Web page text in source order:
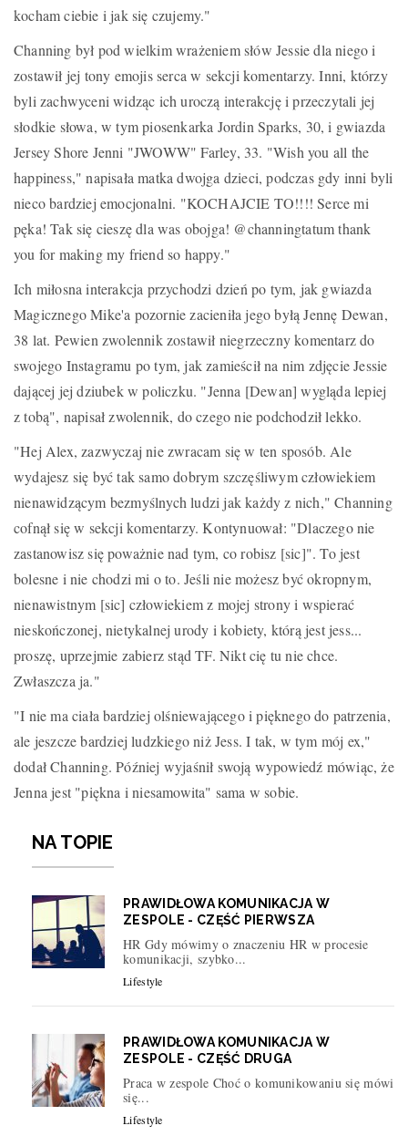
kocham ciebie i jak się czujemy."
Channing był pod wielkim wrażeniem słów Jessie dla niego i
zostawił jej tony emojis serca w sekcji komentarzy. Inni, którzy
byli zachwyceni widząc ich uroczą interakcję i przeczytali jej
słodkie słowa, w tym piosenkarka Jordin Sparks, 30, i gwiazda
Jersey Shore Jenni "JWOWW" Farley, 33. "Wish you all the
happiness," napisała matka dwojga dzieci, podczas gdy inni byli
nieco bardziej emocjonalni. "KOCHAJCIE TO!!!! Serce mi
pęka! Tak się cieszę dla was obojga! @channingtatum thank
you for making my friend so happy."
Ich miłosna interakcja przychodzi dzień po tym, jak gwiazda
Magicznego Mike'a pozornie zacieniła jego byłą Jennę Dewan,
38 lat. Pewien zwolennik zostawił niegrzeczny komentarz do
swojego Instagramu po tym, jak zamieścił na nim zdjęcie Jessie
dającej jej dziubek w policzku. "Jenna [Dewan] wygląda lepiej
z tobą", napisał zwolennik, do czego nie podchodził lekko.
"Hej Alex, zazwyczaj nie zwracam się w ten sposób. Ale
wydajesz się być tak samo dobrym szczęśliwym człowiekiem
nienawidzącym bezmyślnych ludzi jak każdy z nich," Channing
cofnął się w sekcji komentarzy. Kontynuował: "Dlaczego nie
zastanowisz się poważnie nad tym, co robisz [sic]". To jest
bolesne i nie chodzi mi o to. Jeśli nie możesz być okropnym,
nienawistnym [sic] człowiekiem z mojej strony i wspierać
nieskończonej, nietykalnej urody i kobiety, którą jest jess...
proszę, uprzejmie zabierz stąd TF. Nikt cię tu nie chce.
Zwłaszcza ja."
"I nie ma ciała bardziej olśniewającego i pięknego do patrzenia,
ale jeszcze bardziej ludzkiego niż Jess. I tak, w tym mój ex,"
dodał Channing. Później wyjaśnił swoją wypowiedź mówiąc, że
Jenna jest "piękna i niesamowita" sama w sobie.
NA TOPIE
PRAWIDŁOWA KOMUNIKACJA W
ZESPOLE - CZĘŚĆ PIERWSZA
HR Gdy mówimy o znaczeniu HR w procesie
komunikacji, szybko...
Lifestyle
PRAWIDŁOWA KOMUNIKACJA W
ZESPOLE - CZĘŚĆ DRUGA
Praca w zespole Choć o komunikowaniu się mówi
się...
Lifestyle